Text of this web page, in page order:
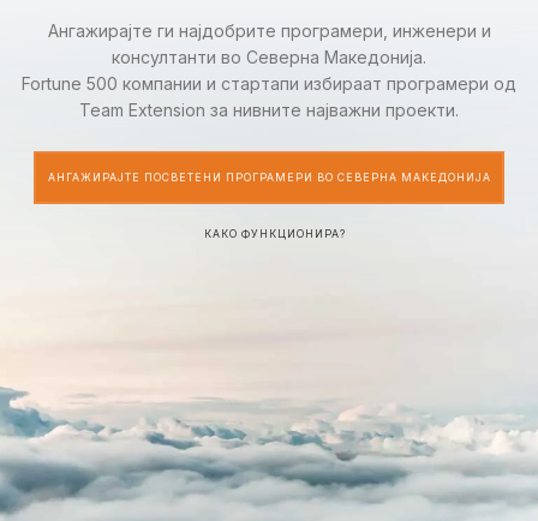
Ангажирајте ги најдобрите програмери, инженери и
консултанти во Северна Македонија.
Fortune 500 компании и стартапи избираат програмери од
Team Extension за нивните најважни проекти.
АНГАЖИРАЈТЕ ПОСВЕТЕНИ ПРОГРАМЕРИ ВО СЕВЕРНА МАКЕДОНИЈА
КАКО ФУНКЦИОНИРА?